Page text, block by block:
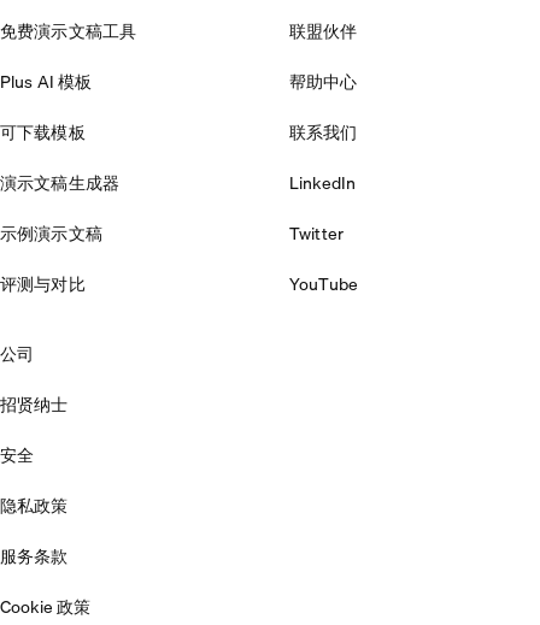
免费演示文稿工具
Plus AI 模板
可下载模板
演示文稿生成器
示例演示文稿
评测与对比
联盟伙伴
帮助中心
联系我们
LinkedIn
Twitter
YouTube
公司
招贤纳士
安全
隐私政策
服务条款
Cookie 政策